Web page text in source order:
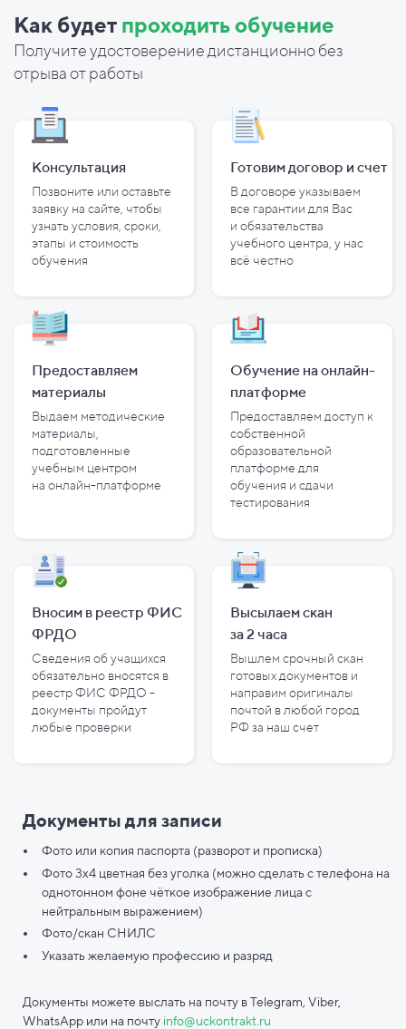
Как будет проходить обучение
Получите удостоверение дистанционно без
отрыва от работы
Консультация
Позвоните или оставьте
заявку на сайте, чтобы
узнать условия, сроки,
этапы и стоимость
обучения
Готовим договор и счет
В договоре указываем
все гарантии для Вас
и обязательства
учебного центра, у нас
всё честно
Предоставляем
материалы
Выдаем методические
материалы,
подготовленные
учебным центром
на онлайн-платформе
Обучение на онлайн-
платформе
Предоставляем доступ к
собственной
образовательной
платформе для
обучения и сдачи
тестирования
Вносим в реестр ФИС
ФРДО
Сведения об учащихся
обязательно вносятся в
реестр ФИС ФРДО -
документы пройдут
любые проверки
Высылаем скан
за2 часа
Вышлем срочный скан
готовых документов и
направим оригиналы
почтой в любой город
РФ за наш счет
Документы для записи
Фото или копия паспорта (разворот и прописка)
Фото 3х4 цветная без уголка (можно сделать с телефона на
однотонном фоне чёткое изображение лица с
нейтральным выражением)
Фото/скан СНИЛС
Указать желаемую профессию и разряд
Документы можете выслать на почту в Telegram, Viber,
WhatsApp или на почту info@uckontrakt.ru